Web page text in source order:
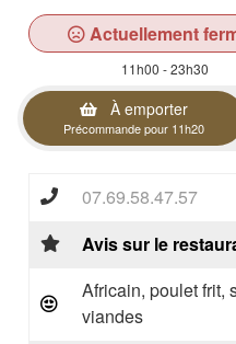
Actuellement
11h00 - 23h30
À emporter
Précommande pour 11h20
07.69.58.47.57
Avis sur le
Africain, poulet frit,
viandes